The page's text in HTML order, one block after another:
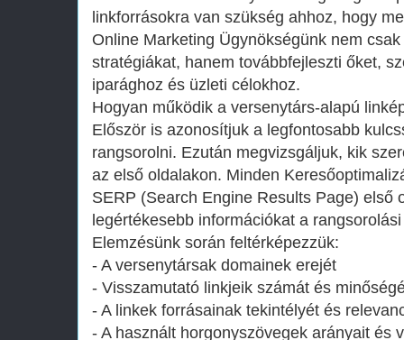
linkforrásokra van szükség ahhoz, hogy
Online Marketing Ügynökségünk nem
stratégiákat, hanem továbbfejleszti őket,
iparághoz és üzleti célokhoz.
Hogyan működik a versenytárs-alapú
Először is azonosítjuk a legfontosabb
rangsorolni. Ezután megvizsgáljuk, kik
az első oldalakon. Minden
SERP (Search Engine Results Page) első
legértékesebb információkat a
Elemzésünk során feltérképezzük:
- A versenytársak domainek erejét
- Visszamutató linkjeik számát és
- A linkek forrásainak tekintélyét és
- A használt horgonyszövegek arányait és